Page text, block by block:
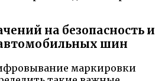
на безопасность и
шин
маркировки